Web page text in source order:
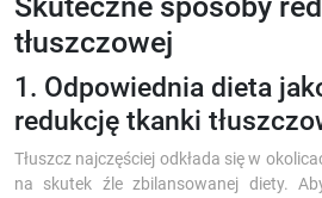
tłuszczowej
1. Odpowiednia dieta
redukcję tkanki
Tłuszcz najczęściej odkłada się w
na skutek źle zbilansowanej diety.